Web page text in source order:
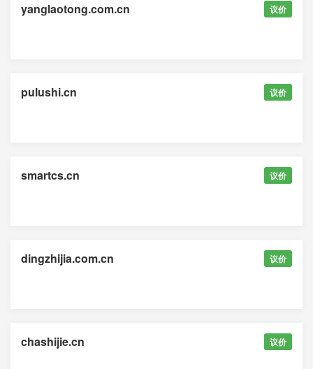
yanglaotong.com.cn 议价
pulushi.cn 议价
smartcs.cn 议价
dingzhijia.com.cn 议价
chashijie.cn 议价